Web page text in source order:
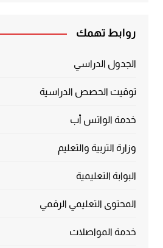
روابط تهمك
الجدول الدراسي
توقيت الحصص الدراسية
خدمة الواتس أب
وزارة التربية والتعليم
البوابة التعليمية
المحتوى التعليمي الرقمي
خدمة المواصلات